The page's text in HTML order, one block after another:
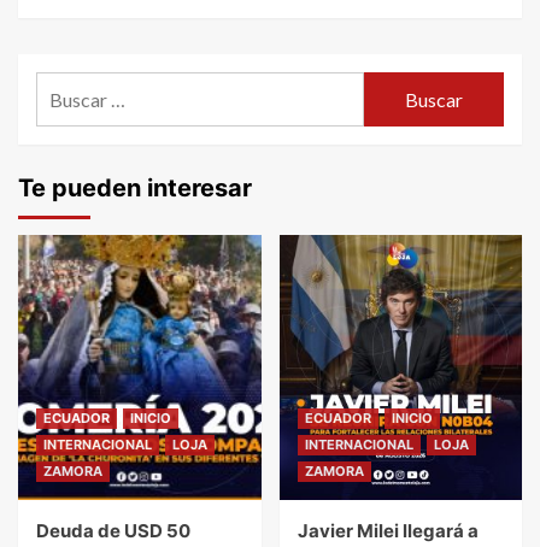
Te pueden interesar
ECUADOR
INICIO
INTERNACIONAL
LOJA
ZAMORA
Deuda de USD 50
ECUADOR
INICIO
INTERNACIONAL
LOJA
ZAMORA
Javier Milei llegará a